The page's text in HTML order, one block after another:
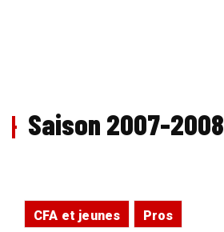
Saison 2007-2008
CFA et jeunes Pros